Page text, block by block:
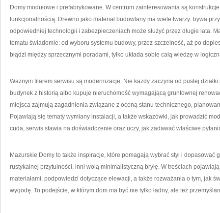
Domy modułowe i prefabrykowane. W centrum zainteresowania są
funkcjonalnością. Drewno jako materiał budowlany ma wiele twarzy: bywa
odpowiedniej technologii i zabezpieczeniach może służyć przez długie lata.
tematu świadomie: od wyboru systemu budowy, przez szczelność, aż po
błądzi między sprzecznymi poradami, tylko układa sobie całą wiedzę w
Ważnym filarem serwisu są modernizacje. Nie każdy zaczyna od pustej
budynek z historią albo kupuje nieruchomość wymagającą gruntownej
miejsca zajmują zagadnienia związane z oceną stanu technicznego,
Pojawiają się tematy wymiany instalacji, a także wskazówki, jak prowadzić
cuda, serwis stawia na doświadczenie oraz uczy, jak zadawać właściwe
Mazurskie Domy to także inspiracje, które pomagają wybrać styl i dopasować
rustykalnej przytulności, inni wolą minimalistyczną bryłę. W treściach
materiałami, podpowiedzi dotyczące elewacji, a także rozważania o tym, jak
wygodę. To podejście, w którym dom ma być nie tylko ładny, ale też